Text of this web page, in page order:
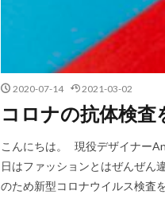
2020-07-14 2021-03-02
コロナの抗体検査
こんにちは。 現役デザイナー
日はファッションとはぜんぜん
のため新型コロナウイルス検査